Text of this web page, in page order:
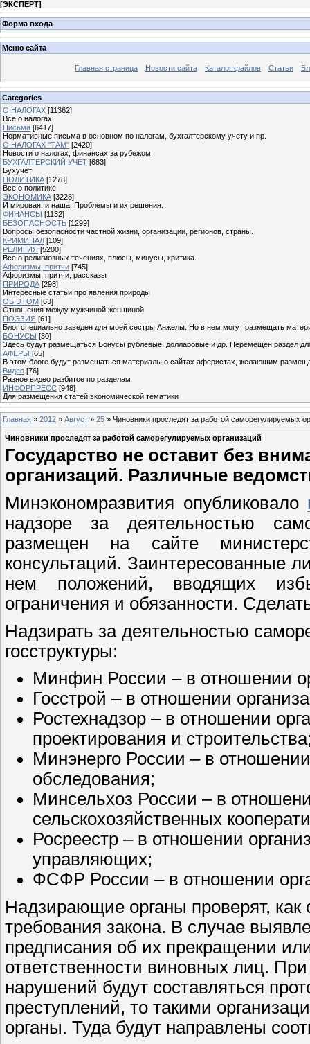
[ЭКСПЕРТ]
Форма входа
Меню сайта
Главная страница Новости сайта Каталог файлов Статьи
Categories
О НАЛОГАХ [11362]
Все о налогах.
Письма [6417]
Нормативные письма в основном по налогам, бухгалтерскому учету и пр.
О НАЛОГАХ "ТАМ" [2420]
Новости о налогах, финансах за рубежом
БУХГАЛТЕРСКИЙ УЧЕТ [683]
Бухучет
ПОЛИТИКА [1278]
Все о политике
ЭКОНОМИКА [3228]
И мировая, и наша. Проблемы и их решения.
ФИНАНСЫ [1132]
БЕЗОПАСНОСТЬ [1299]
Вопросы безопасности частной жизни, организации, регионов, страны.
КРИМИНАЛ [109]
РЕЛИГИЯ [5200]
Все о религиозных течениях, плюсы, минусы, критика.
Афоризмы, притчи [745]
Афоризмы, притчи, рассказы
ПРИРОДА [298]
Интересные статьи про явления природы
ОБ ЭТОМ [63]
Отношения между мужчиной женщиной
ПОЭЗИЯ [61]
Блог специально заведен для моей сестры Анжелы. Но в нем могут размещать
БОНУСЫ [30]
Здесь будут размещаться Бонусы рублевые, долларовые и др. Перемещен раздел
АФЕРЫ [65]
В этом блоге будут размещаться материалы о сайтах аферистах, желающим
Видео [76]
Разное видео разбитое по разделам
ИНФОРПРЕСС [948]
Для размещения статей экономической тематики
Главная » 2012 » Август » 25 » Чиновники проследят за работой саморегулируемых
Чиновники проследят за работой саморегулируемых организаций
Государство не оставит без
организаций. Различные
Минэкономразвития опубликовало
надзоре за деятельностью
размещен на сайте
консультаций. Заинтересованные
нем положений, вводящих
ограничения и обязанности.
Надзирать за деятельностью
госструктуры:
Минфин России – в отношении
Госстрой – в отношении
Ростехнадзор – в отношении
проектирования и
Минэнерго России – в
обследования;
Минсельхоз России – в
сельскохозяйственных
Росреестр – в отношении
управляющих;
ФСФР России – в отношении
Надзирающие органы проверят,
требования закона. В случае
предписания об их прекращении
ответственности виновных лиц.
нарушений будут составляться
преступлений, то такими
органы. Туда будут направлены